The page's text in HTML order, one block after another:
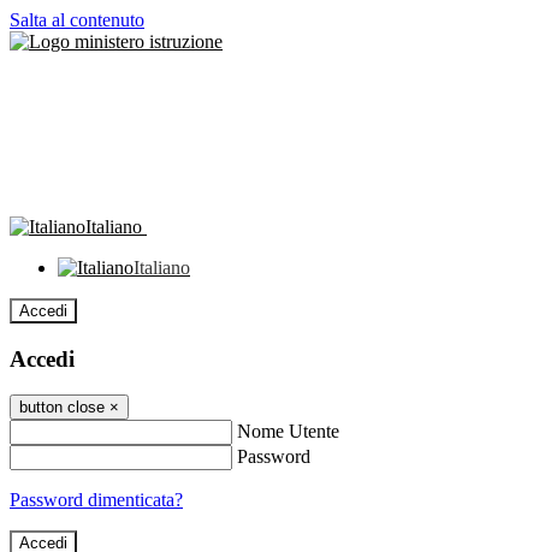
Salta al contenuto
Italiano
Italiano
Accedi
Accedi
button close ×
Nome Utente
Password
Password dimenticata?